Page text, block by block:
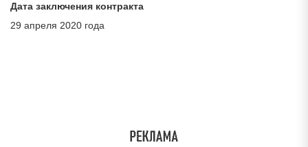
Дата заключения контракта
29 апреля 2020 года